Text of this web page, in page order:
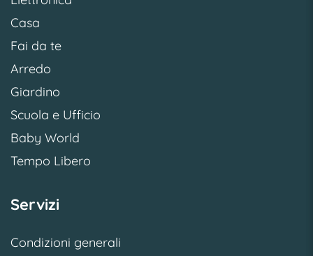
Casa
Fai da te
Arredo
Giardino
Scuola e Ufficio
Baby World
Tempo Libero
Servizi
Condizioni generali